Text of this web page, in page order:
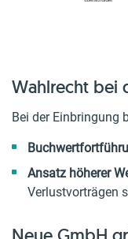
Wahlrecht bei
Bei der Einbringung
Ansatz höherer
Verlustvorträgen